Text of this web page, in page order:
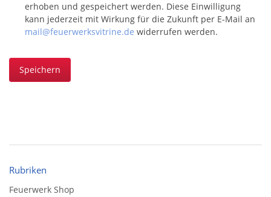
erhoben und gespeichert werden. Diese Einwilligung
kann jederzeit mit Wirkung für die Zukunft per E-Mail an
mail@feuerwerksvitrine.de widerrufen werden.
Speichern
Rubriken
Feuerwerk Shop